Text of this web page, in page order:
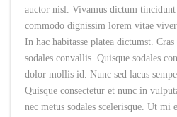
auctor nisl. Vivamus dictum
commodo dignissim lorem vitae
In hac habitasse platea dictumst.
sodales convallis. Quisque sodales
dolor mollis id. Nunc sed lacus
Quisque consectetur et nunc in
nec metus sodales scelerisque. Ut mi